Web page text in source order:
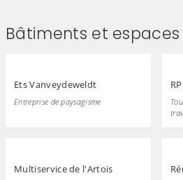
Bâtiments et
Ets Vanveydeweldt
Entreprise de paysagisme
Multiservice de l'Artois